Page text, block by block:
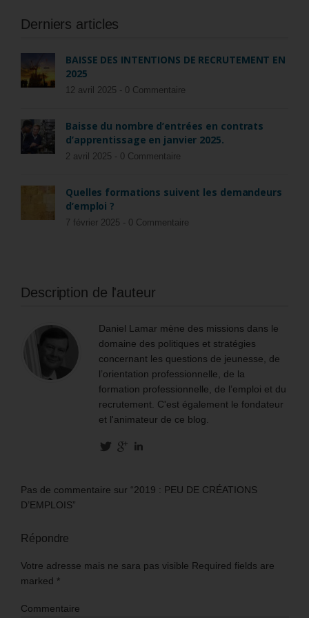
Derniers articles
BAISSE DES INTENTIONS DE RECRUTEMENT EN
2025
12 avril 2025 - 0 Commentaire
Baisse du nombre d’entrées en contrats
d’apprentissage en janvier 2025.
2 avril 2025 - 0 Commentaire
Quelles formations suivent les demandeurs
d’emploi ?
7 février 2025 - 0 Commentaire
Description de l'auteur
Daniel Lamar mène des missions dans le
domaine des politiques et stratégies
concernant les questions de jeunesse, de
l’orientation professionnelle, de la
formation professionnelle, de l’emploi et du
recrutement. C'est également le fondateur
et l'animateur de ce blog.
Pas de commentaire sur “2019 : PEU DE CRÉATIONS
D’EMPLOIS”
Répondre
Votre adresse mais ne sara pas visible Required fields are
marked *
Commentaire